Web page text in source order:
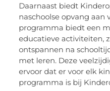
Daarnaast biedt
naschoolse opvang aan
programma biedt een
educatieve activiteiten,
ontspannen na
met leren. Deze
ervoor dat er voor elk
programma is bij